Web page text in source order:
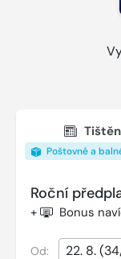
Poštovné a
Roční
+ Bonus
Od: